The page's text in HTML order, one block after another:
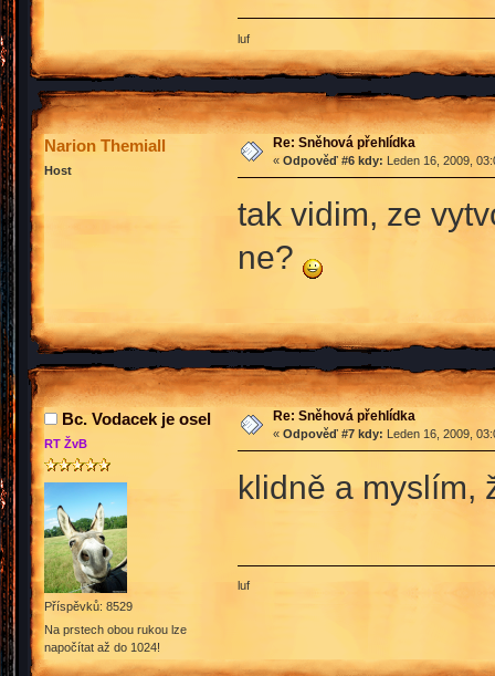
luf
Narion Themiall
Host
Re: Sněhová přehlídka
« Odpověď #6 kdy: Leden 16, 2009,
tak vidim, ze
ne?
Bc. Vodacek je osel
RT ŽvB
Příspěvků: 8529
Na prstech obou rukou lze
napočítat až do 1024!
Re: Sněhová přehlídka
« Odpověď #7 kdy: Leden 16, 2009,
klidně a
luf